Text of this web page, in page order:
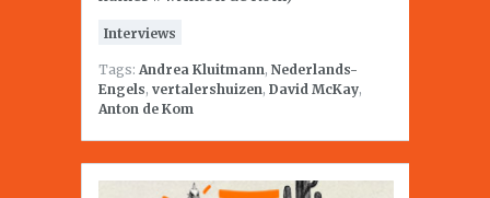
Interviews
Tags: Andrea Kluitmann, Nederlands-
Engels, vertalershuizen, David McKay,
Anton de Kom